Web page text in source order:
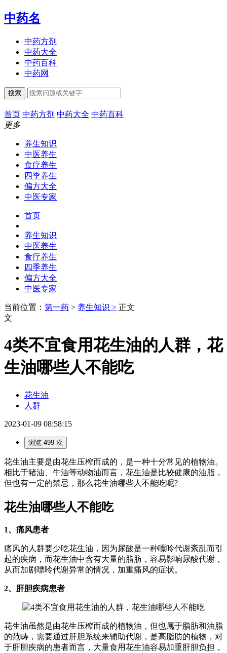
中药名
中药方剂
中药大全
中药百科
中药网
搜索
首页 中药方剂 中药大全 中药百科
更多
养生知识
中医养生
食疗养生
四季养生
偏方大全
中医专家
首页
养生知识
中医养生
食疗养生
四季养生
偏方大全
中医专家
当前位置： 第一药 > 养生知识 > 正文
文
4类不宜食用花生油的人群，花
生油哪些人不能吃
花生油
人群
2023-01-09 08:58:15
浏览 499 次
花生油主要是由花生压榨而成的，是一种十分常见的植物油。
相比于猪油、牛油等动物油而言，花生油是比较健康的油脂，
但也有一定的禁忌，那么花生油哪些人不能吃呢?
花生油哪些人不能吃
1、痛风患者
痛风的人群要少吃花生油，因为尿酸是一种嘌呤代谢紊乱而引
起的疾病，而花生油中含有大量的脂肪，容易影响尿酸代谢，
从而加剧嘌呤代谢异常的情况，加重痛风的症状。
2、肝胆疾病患者
花生油虽然是由花生压榨而成的植物油，但也属于脂肪和油脂
的范畴，需要通过肝胆系统来辅助代谢，是高脂肪的植物，对
于肝胆疾病的患者而言，大量食用花生油容易加重肝胆负担，